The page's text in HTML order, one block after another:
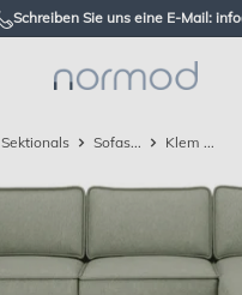
Schreiben Sie uns eine E-Mail:
Normod
Sektionals Sofas... Klem ...